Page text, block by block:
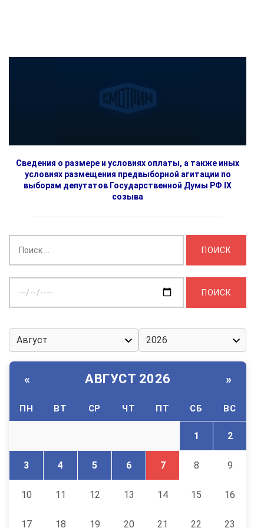
Сведения о размере и условиях оплаты, а также иных
условиях размещения предвыборной агитации по
выборам депутатов Государственной Думы РФ IX
созыва
дату:
« АВГУСТ 2026 »
ПН ВТ СР ЧТ ПТ СБ ВС
1 2
3 4 5 6 7 8 9
10 11 12 13 14 15 16
17 18 19 20 21 22 23